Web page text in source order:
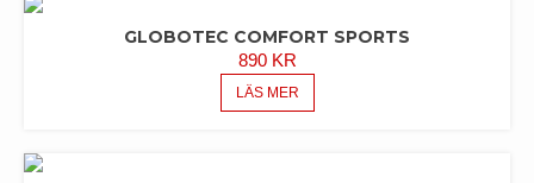
GLOBOTEC COMFORT SPORTS
890 KR
LÄS MER